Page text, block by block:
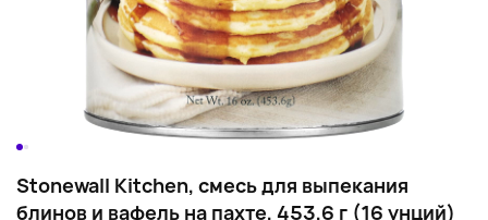
Stonewall Kitchen, смесь для выпекания
блинов и вафель на пахте, 453,6 г (16 унций)